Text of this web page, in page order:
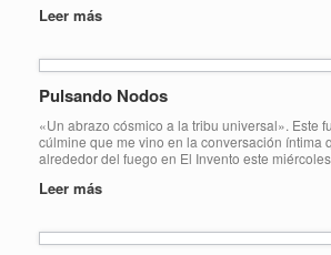
Leer más
Pulsando Nodos
«Un abrazo cósmico a la tribu universal». Este
cúlmine que me vino en la conversación íntima
alrededor del fuego en El Invento este
Leer más